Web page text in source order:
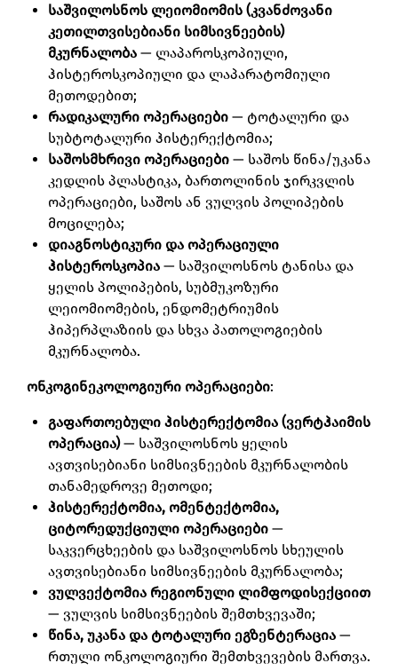
საშვილოსნოს ლეიომიომის (კვანძოვანი
კეთილთვისებიანი სიმსივნეების)
მკურნალობა — ლაპაროსკოპიული,
ჰისტეროსკოპიული და ლაპარატომიული
მეთოდებით;
რადიკალური ოპერაციები — ტოტალური და
სუბტოტალური ჰისტერექტომია;
საშოსმხრივი ოპერაციები — საშოს წინა/უკანა
კედლის პლასტიკა, ბართოლინის ჯირკვლის
ოპერაციები, საშოს ან ვულვის პოლიპების
მოცილება;
დიაგნოსტიკური და ოპერაციული
ჰისტეროსკოპია — საშვილოსნოს ტანისა და
ყელის პოლიპების, სუბმუკოზური
ლეიომიომების, ენდომეტრიუმის
ჰიპერპლაზიის და სხვა პათოლოგიების
მკურნალობა.
ონკოგინეკოლოგიური ოპერაციები:
გაფართოებული ჰისტერექტომია (ვერტჰაიმის
ოპერაცია)— საშვილოსნოს ყელის
ავთვისებიანი სიმსივნეების მკურნალობის
თანამედროვე მეთოდი;
ჰისტერექტომია, ომენტექტომია,
ციტორედუქციული ოპერაციები —
საკვერცხეების და საშვილოსნოს სხეულის
ავთვისებიანი სიმსივნეების მკურნალობა;
ვულვექტომია რეგიონული ლიმფოდისექციით
— ვულვის სიმსივნეების შემთხვევაში;
წინა, უკანა და ტოტალური ეგზენტერაცია —
რთული ონკოლოგიური შემთხვევების მართვა.